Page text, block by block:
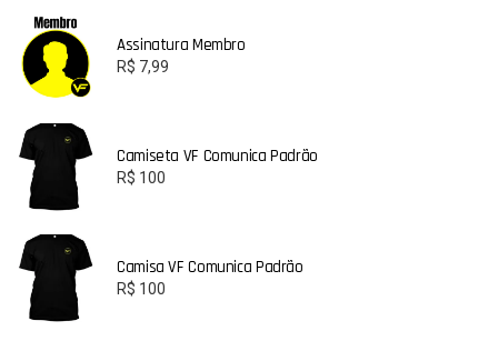
Assinatura Membro
R$ 7,99
Camiseta VF Comunica Padrão
R$ 100
Camisa VF Comunica Padrão
R$ 100